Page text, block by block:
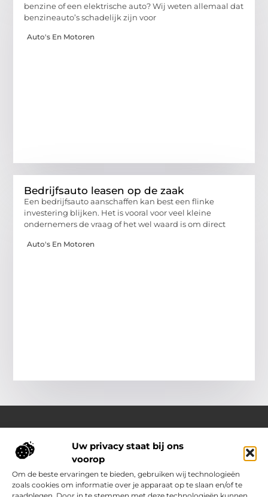
Uw privacy staat bij ons
voorop
Om de beste ervaringen te bieden, gebruiken wij technologieën
zoals cookies om informatie over je apparaat op te slaan en/of te
benzine of een elektrische auto? Wij weten allemaal dat
benzineauto’s schadelijk zijn voor
Auto's En Motoren
Bedrijfsauto leasen op de zaak
Een bedrijfsauto aanschaffen kan best een flinke
investering blijken. Het is vooral voor veel kleine
ondernemers de vraag of het wel waard is om direct
Auto's En Motoren
Over Outdoor-vakantie-boeken.nl
Jouw bron voor outdoor-inspiratie en slimme vakantietips
Verken een gevarieerd aanbod aan blogs en artikelen
boordevol ideeën, handige suggesties en verrassende
inzichten die jouw buitenvakantie nóg leuker en makkelijker